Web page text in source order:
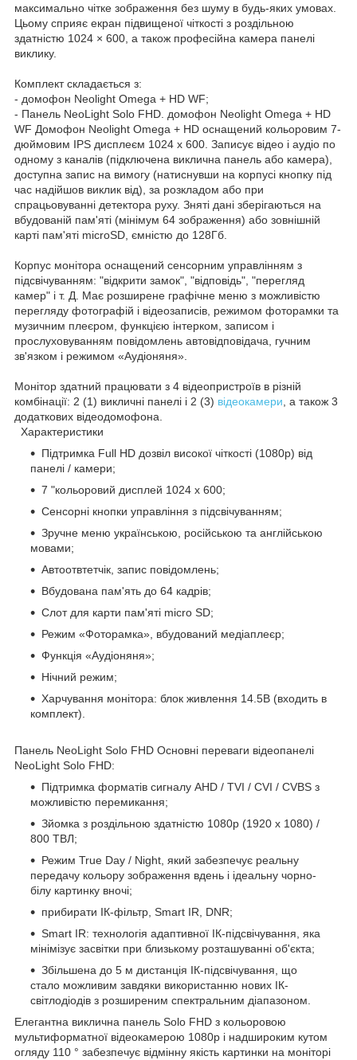
максимально чітке зображення без шуму в будь-яких умовах.
Цьому сприяє екран підвищеної чіткості з роздільною
здатністю 1024 × 600, а також професійна камера панелі
виклику.
Комплект складається з:
- домофон Neolight Omega + HD WF;
- Панель NeoLight Solo FHD. домофон Neolight Omega + HD
WF Домофон Neolight Omega + HD оснащений кольоровим 7-
дюймовим IPS дисплеєм 1024 х 600. Записує відео і аудіо по
одному з каналів (підключена виклична панель або камера),
доступна запис на вимогу (натиснувши на корпусі кнопку під
час надійшов виклик від), за розкладом або при
спрацьовуванні детектора руху. Зняті дані зберігаються на
вбудованій пам'яті (мінімум 64 зображення) або зовнішній
карті пам'яті microSD, ємністю до 128Гб.
Корпус монітора оснащений сенсорним управлінням з
підсвічуванням: "відкрити замок", "відповідь", "перегляд
камер" і т. Д. Має розширене графічне меню з можливістю
перегляду фотографій і відеозаписів, режимом фоторамки та
музичним плеєром, функцією інтерком, записом і
прослуховуванням повідомлень автовідповідача, гучним
зв'язком і режимом «Аудіоняня».
Монітор здатний працювати з 4 відеопристроїв в різній
комбінації: 2 (1) викличні панелі і 2 (3) відеокамери , а також 3
додаткових відеодомофона.
Характеристики
Підтримка Full HD дозвіл високої чіткості (1080р) від
панелі / камери;
7 "кольоровий дисплей 1024 х 600;
Сенсорні кнопки управління з підсвічуванням;
Зручне меню українською, російською та англійською
мовами;
Автоотвтетчік, запис повідомлень;
Вбудована пам'ять до 64 кадрів;
Слот для карти пам'яті micro SD;
Режим «Фоторамка», вбудований медіаплеєр;
Функція «Аудіоняня»;
Нічний режим;
Харчування монітора: блок живлення 14.5В (входить в
комплект).
Панель NeoLight Solo FHD Основні переваги відеопанелі
NeoLight Solo FHD:
Підтримка форматів сигналу AHD / TVI / CVI / CVBS з
можливістю перемикання;
Зйомка з роздільною здатністю 1080p (1920 х 1080) /
800 ТВЛ;
Режим True Day / Night, який забезпечує реальну
передачу кольору зображення вдень і ідеальну чорно-
білу картинку вночі;
прибирати ІК-фільтр, Smart IR, DNR;
Smart IR: технологія адаптивної ІК-підсвічування, яка
мінімізує засвітки при близькому розташуванні об'єкта;
Збільшена до 5 м дистанція ІК-підсвічування, що
стало можливим завдяки використанню нових ІК-
світлодіодів з розширеним спектральним діапазоном.
Елегантна виклична панель Solo FHD з кольоровою
мультиформатної відеокамерою 1080p і надшироким кутом
огляду 110 ° забезпечує відмінну якість картинки на моніторі